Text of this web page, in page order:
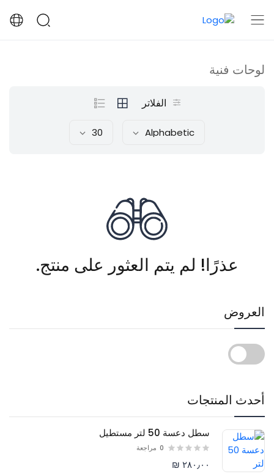
العروض
أحدث المنتجات
سطل دعسة 50 لتر مستطيل
0 مراجعة
٢٨٠٫٠٠ ₪
لوحات فنية
الفلاتر
Alphabetic
30
عذرًا! لم يتم العثور على منتج.